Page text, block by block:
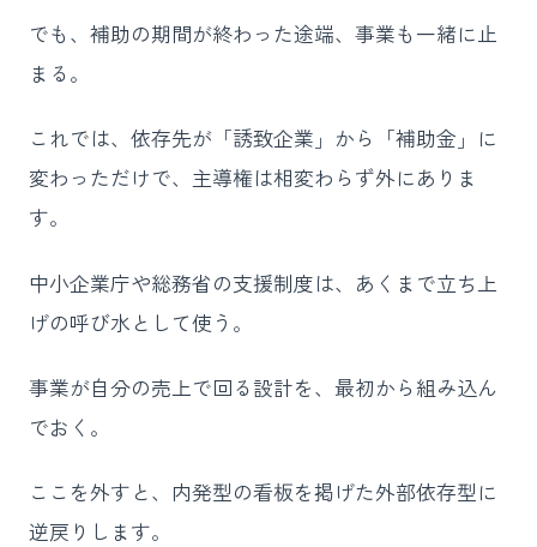
でも、補助の期間が終わった途端、事業も一緒に止
まる。
これでは、依存先が「誘致企業」から「補助金」に
変わっただけで、主導権は相変わらず外にありま
す。
中小企業庁や総務省の支援制度は、あくまで立ち上
げの呼び水として使う。
事業が自分の売上で回る設計を、最初から組み込ん
でおく。
ここを外すと、内発型の看板を掲げた外部依存型に
逆戻りします。